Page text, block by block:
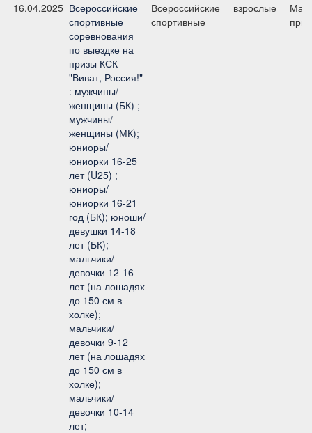
16.04.2025 Всероссийские
спортивные
соревнования
по выездке на
призы КСК
"Виват, Россия!"
: мужчины/
женщины (БК) ;
мужчины/
женщины (МК);
юниоры/
юниорки 16-25
лет (U25) ;
юниоры/
юниорки 16-21
год (БК); юноши/
девушки 14-18
лет (БК);
мальчики/
девочки 12-16
лет (на лошадях
до 150 см в
холке);
мальчики/
девочки 9-12
лет (на лошадях
до 150 см в
холке);
мальчики/
девочки 10-14
лет;
Всероссийские
спортивные
взрослые
приз